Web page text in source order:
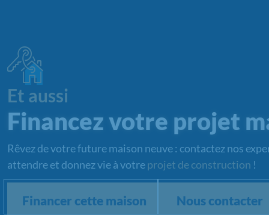
Et aussi
Financez votre projet
Rêvez de votre future maison neuve : contactez nos
attendre et donnez vie à votreprojet de construction !
Financer cette maison Nous contacter